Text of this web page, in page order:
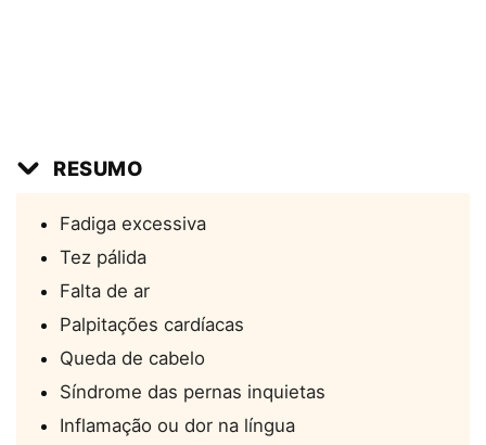
RESUMO
Fadiga excessiva
Tez pálida
Falta de ar
Palpitações cardíacas
Queda de cabelo
Síndrome das pernas inquietas
Inflamação ou dor na língua